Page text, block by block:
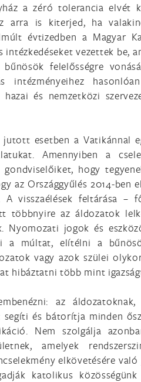
a zéró tolerancia elvét
arra is kiterjed, ha
évtizedben a Magyar
vezettek be,
bűnösök felelősségre
intézményeihez
és nemzetközi
esetben a Vatikánnal
Amennyiben a
hogy
az Országgyűlés 2014-ben
A visszaélések feltárása –
többnyire az áldozatok
Nyomozati jogok és
a múltat, elítélni a
vagy azok szülei
hibáztatni több mint
az
segíti és bátorítja minden
Nem szolgálja
amelyek
elkövetésére
katolikus